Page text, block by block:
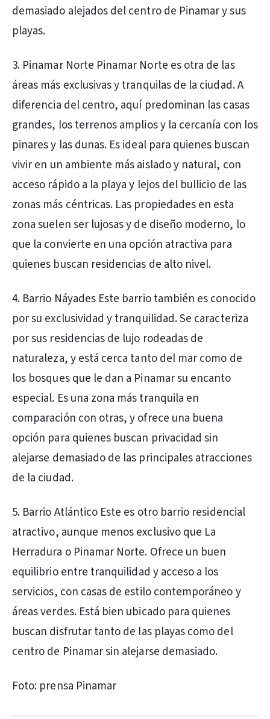
demasiado alejados del centro de Pinamar y sus
playas.
3. Pinamar Norte Pinamar Norte es otra de las
áreas más exclusivas y tranquilas de la ciudad. A
diferencia del centro, aquí predominan las casas
grandes, los terrenos amplios y la cercanía con los
pinares y las dunas. Es ideal para quienes buscan
vivir en un ambiente más aislado y natural, con
acceso rápido a la playa y lejos del bullicio de las
zonas más céntricas. Las propiedades en esta
zona suelen ser lujosas y de diseño moderno, lo
que la convierte en una opción atractiva para
quienes buscan residencias de alto nivel.
4. Barrio Náyades Este barrio también es conocido
por su exclusividad y tranquilidad. Se caracteriza
por sus residencias de lujo rodeadas de
naturaleza, y está cerca tanto del mar como de
los bosques que le dan a Pinamar su encanto
especial. Es una zona más tranquila en
comparación con otras, y ofrece una buena
opción para quienes buscan privacidad sin
alejarse demasiado de las principales atracciones
de la ciudad.
5. Barrio Atlántico Este es otro barrio residencial
atractivo, aunque menos exclusivo que La
Herradura o Pinamar Norte. Ofrece un buen
equilibrio entre tranquilidad y acceso a los
servicios, con casas de estilo contemporáneo y
áreas verdes. Está bien ubicado para quienes
buscan disfrutar tanto de las playas como del
centro de Pinamar sin alejarse demasiado.
Foto: prensa Pinamar